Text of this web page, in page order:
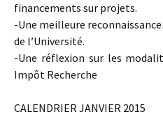
financements sur projets.
-Une meilleure
de l’Université.
-Une réflexion sur les
Impôt Recherche
CALENDRIER JANVIER 2015